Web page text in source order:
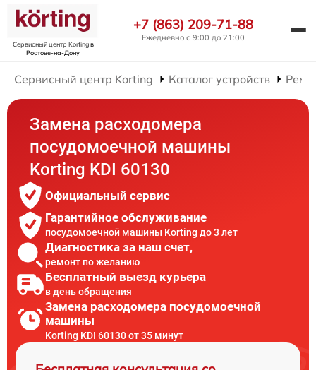
Сервисный центр Kortingв
Ростове-на-Дону
+7 (863) 209-71-88
Ежедневно с 9:00 до 21:00
Сервисный центр Korting Каталог устройств
Замена расходомера
посудомоечной машины
Korting KDI 60130
Официальный сервис
Гарантийное обслуживание
посудомоечной машины Korting до 3 лет
Диагностика за наш счет,
ремонт по желанию
Бесплатный выезд курьера
в день обращения
Замена расходомера посудомоечной
машины
Korting KDI 60130 от 35 минут